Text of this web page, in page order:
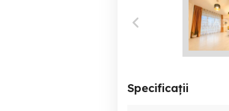
Specificații